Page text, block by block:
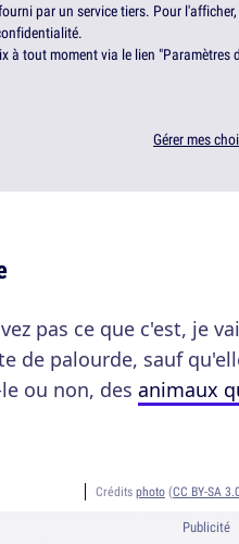
par un service tiers. Pour
à tout moment via le lien "Paramètres
Gérer mes
pas ce que c'est, je
de palourde, sauf
ou non, des animaux
Crédits photo (CC BY-SA 3.0
Publicité